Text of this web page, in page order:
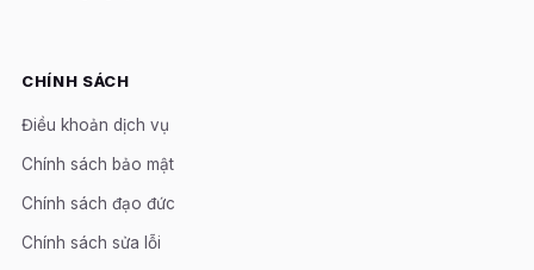
CHÍNH SÁCH
Điều khoản dịch vụ
Chính sách bảo mật
Chính sách đạo đức
Chính sách sửa lỗi